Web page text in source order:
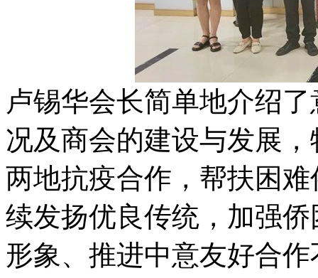
卢锡华会长简单地介绍
况及商会的建设与发展
两地抗疫合作，帮扶困
续发扬优良传统，加强
形象、推进中意友好合